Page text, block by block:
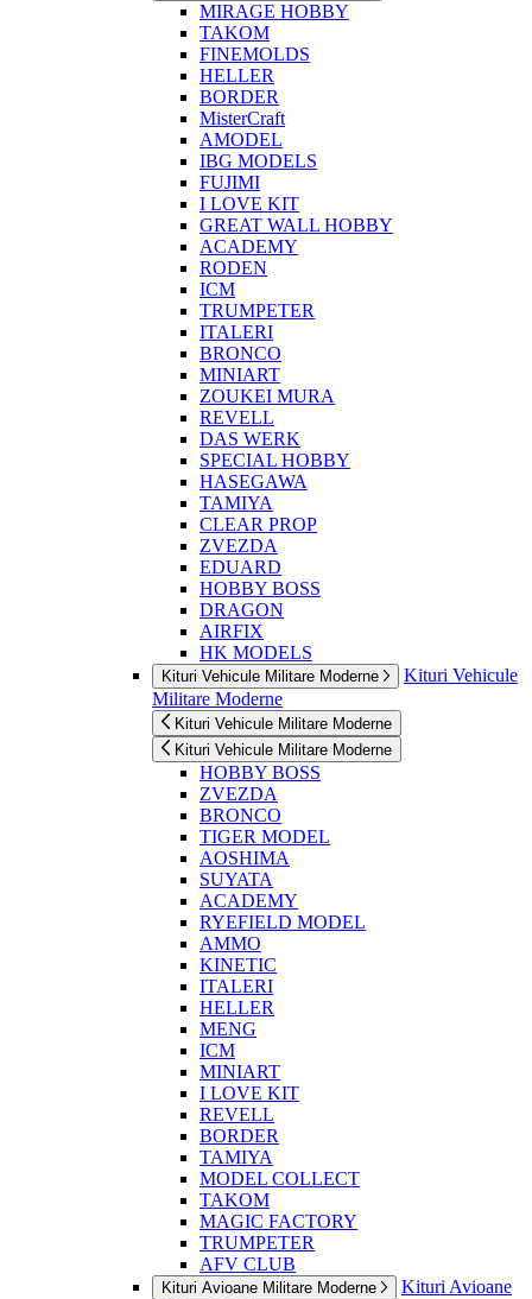
MIRAGE HOBBY
TAKOM
FINEMOLDS
HELLER
BORDER
MisterCraft
AMODEL
IBG MODELS
FUJIMI
I LOVE KIT
GREAT WALL HOBBY
ACADEMY
RODEN
ICM
TRUMPETER
ITALERI
BRONCO
MINIART
ZOUKEI MURA
REVELL
DAS WERK
SPECIAL HOBBY
HASEGAWA
TAMIYA
CLEAR PROP
ZVEZDA
EDUARD
HOBBY BOSS
DRAGON
AIRFIX
HK MODELS
Kituri Vehicule Militare Moderne
Kituri Vehicule
Militare Moderne
Kituri Vehicule Militare Moderne
Kituri Vehicule Militare Moderne
HOBBY BOSS
ZVEZDA
BRONCO
TIGER MODEL
AOSHIMA
SUYATA
ACADEMY
RYEFIELD MODEL
AMMO
KINETIC
ITALERI
HELLER
MENG
ICM
MINIART
I LOVE KIT
REVELL
BORDER
TAMIYA
MODEL COLLECT
TAKOM
MAGIC FACTORY
TRUMPETER
AFV CLUB
Kituri Avioane Militare Moderne
Kituri Avioane